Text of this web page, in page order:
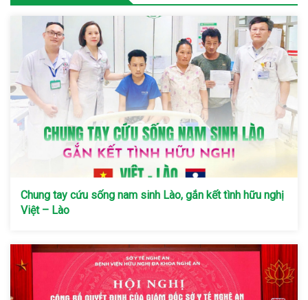
Chung tay cứu sống nam sinh Lào, gắn kết tình hữu nghị
Việt – Lào